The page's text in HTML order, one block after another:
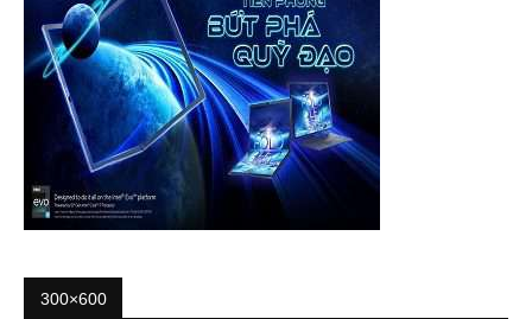
300×600